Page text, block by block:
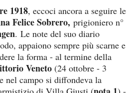
1918, eccoci ancora a seguire le
Felice Sobrero, prigioniero n°
. Le note del suo diario
appaiono sempre più scarne e
la forma - al termine della
Veneto (24 ottobre - 3
nel campo si diffondeva la